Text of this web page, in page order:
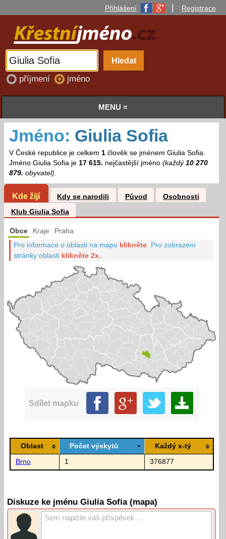
Přihlášení Registrace
příjmení jméno
MENU ≡
Jméno: Giulia Sofia
V České republice je celkem 1člověk se jménem Giulia Sofia.
Jméno Giulia Sofia je 17 615. nejčastější jméno (každý 10 270
879. obyvatel).
Kde žijí Kdy se narodili Původ
Osobnosti
Klub Giulia Sofia
Obce Kraje Praha
Pro informace o oblasti na mapu klikněte Pro zobrazení
stránky oblasti klikněte 2x.
Sdílet mapku
Oblast Počet výskytů Každý x-tý
Brno 1 376877
Diskuze ke jménu Giulia Sofia (mapa)